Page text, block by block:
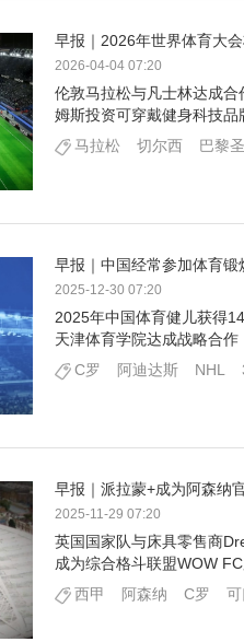
早报｜2026年世界体育大
2026-04-04 07:20
伦敦马拉松与凡士林达成
姆斯投资可穿戴健身科技品
马拉松
切尔西 巴黎
早报｜中国经常参加体育
2025-12-30 07:20
2025年中国体育健儿获得
天津体育学院达成战略合作
C罗
阿迪达斯 NHL
早报｜派拉蒙+成为阿森纳
2025-11-29 07:20
英国国家队与床具零售商
成为综合格斗联盟WOW
西甲
阿森纳 C罗